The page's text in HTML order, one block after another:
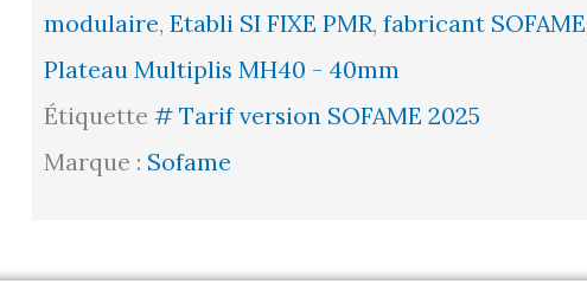
Multiplis
bois
MH40
l1000
p750
modulaire, Etabli SI FIXE PMR, fabricant SOFAME
Plateau Multiplis MH40 - 40mm
Étiquette # Tarif version SOFAME 2025
Marque : Sofame